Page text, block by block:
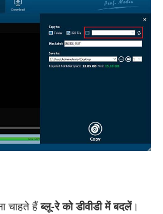
चाहते हैंब्लू-रे को डीवीडी में बदलें।